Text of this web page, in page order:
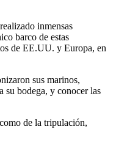
inmensas
barco de estas
de EE.UU. y Europa, en
sus marinos,
su bodega, y conocer las
de la tripulación,